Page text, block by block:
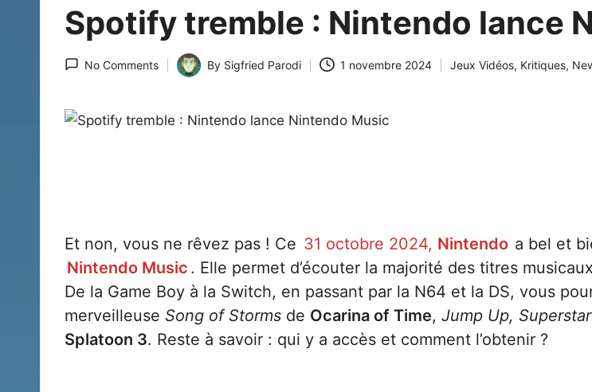
Spotify tremble : Nintendo lance
No Comments
Posted
By Sigfried Parodi 1 novembre 2024
Posted
Jeux Vidéos, Kritiques,
Et non, vous ne rêvez pas ! Ce 31 octobre 2024, Nintendo a bel et
Nintendo Music . Elle permet d’écouter la majorité des titres
De la Game Boy à la Switch, en passant par la N64 et la DS, vous
merveilleuse Song of Storms de Ocarina of Time, Jump Up,
Splatoon 3. Reste à savoir : qui y a accès et comment l’obtenir ?